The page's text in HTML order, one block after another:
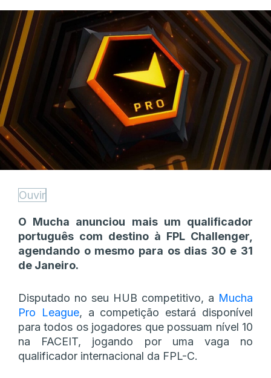
Ouvir
O Mucha anunciou mais um qualificador
português com destino à FPL Challenger,
agendando o mesmo para os dias 30 e 31
de Janeiro.
Disputado no seu HUB competitivo, a Mucha
Pro League, a competição estará disponível
para todos os jogadores que possuam nível 10
na FACEIT, jogando por uma vaga no
qualificador internacional da FPL-C.